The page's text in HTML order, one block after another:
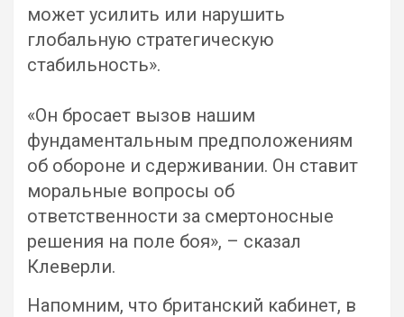
может усилить или нарушить
глобальную стратегическую
стабильность».
«Он бросает вызов нашим
фундаментальным предположениям
об обороне и сдерживании. Он ставит
моральные вопросы об
ответственности за смертоносные
решения на поле боя», – сказал
Клеверли.
Напомним, что британский кабинет, в